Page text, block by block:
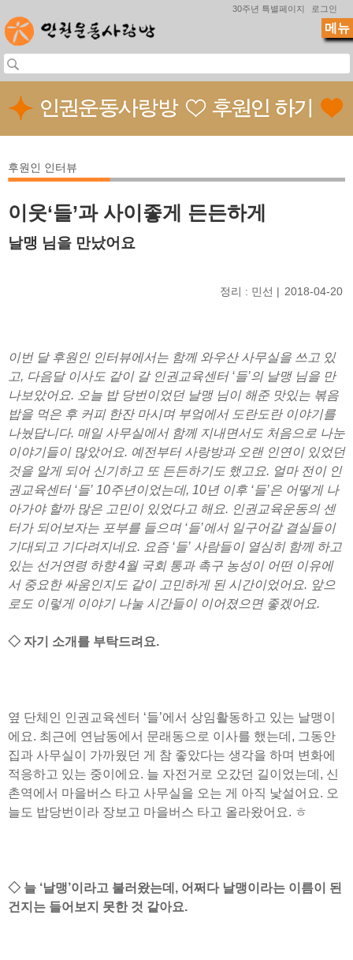
30주년 특별페이지 로그인
후원인 인터뷰
이웃‘들’과 사이좋게 든든하게
날맹 님을 만났어요
정리 : 민선 2018-04-20
이번 달 후원인 인터뷰에서는 함께 와우산 사무실을 쓰고 있
고, 다음달 이사도 같이 갈 인권교육센터 ‘들’의 날맹 님을 만
나보았어요. 오늘 밥 당번이었던 날맹 님이 해준 맛있는 볶음
밥을 먹은 후 커피 한잔 마시며 부엌에서 도란도란 이야기를
나눴답니다. 매일 사무실에서 함께 지내면서도 처음으로 나눈
이야기들이 많았어요. 예전부터 사랑방과 오랜 인연이 있었던
것을 알게 되어 신기하고 또 든든하기도 했고요. 얼마 전이 인
권교육센터 ‘들’ 10주년이었는데, 10년 이후 ‘들’은 어떻게 나
아가야 할까 많은 고민이 있었다고 해요. 인권교육운동의 센
터가 되어보자는 포부를 들으며 ‘들’에서 일구어갈 결실들이
기대되고 기다려지네요. 요즘 ‘들’ 사람들이 열심히 함께 하고
있는 선거연령 하향 4월 국회 통과 촉구 농성이 어떤 이유에
서 중요한 싸움인지도 같이 고민하게 된 시간이었어요. 앞으
로도 이렇게 이야기 나눌 시간들이 이어졌으면 좋겠어요.
◇ 자기 소개를 부탁드려요.
옆 단체인 인권교육센터 ‘들’에서 상임활동하고 있는 날맹이
에요. 최근에 연남동에서 문래동으로 이사를 했는데, 그동안
집과 사무실이 가까웠던 게 참 좋았다는 생각을 하며 변화에
적응하고 있는 중이에요. 늘 자전거로 오갔던 길이었는데, 신
촌역에서 마을버스 타고 사무실을 오는 게 아직 낯설어요. 오
늘도 밥당번이라 장보고 마을버스 타고 올라왔어요. ㅎ
◇ 늘 ‘날맹’이라고 불러왔는데, 어쩌다 날맹이라는 이름이 된
건지는 들어보지 못한 것 같아요.
메뉴